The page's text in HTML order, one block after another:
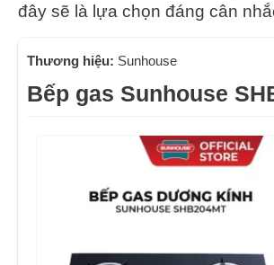
đây sẽ là lựa chọn đáng cân
Thương hiệu: Sunhouse
Bếp gas Sunhouse